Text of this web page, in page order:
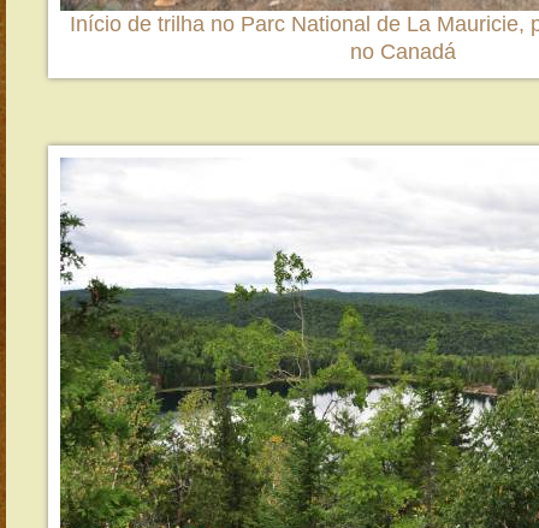
Início de trilha no Parc National de La Mauricie,
no Canadá